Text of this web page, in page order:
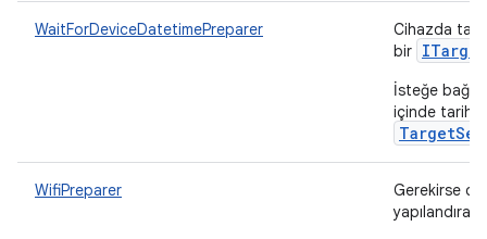
WaitForDeviceDatetimePreparer
Cihazda
bir ITarget
İsteğe bağlı
içinde tarih
WifiPreparer
Gerekirse